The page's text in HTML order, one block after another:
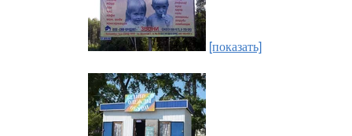
[показать]